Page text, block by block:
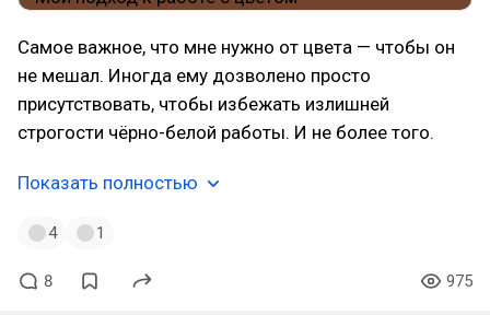
Самое важное, что мне нужно от цвета — чтобы он
не мешал. Иногда ему дозволено просто
присутствовать, чтобы избежать излишней
строгости чёрно-белой работы. И не более того.
Показать полностью
4 1
8 975